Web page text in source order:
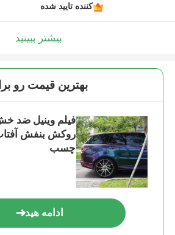
کننده تایید شده
بیشتر ببینید
بهترين قيمت رو
روکش بنفش
چسب
ادامه هید